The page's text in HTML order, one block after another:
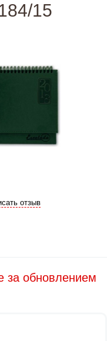
15
отзыв
за обновлением